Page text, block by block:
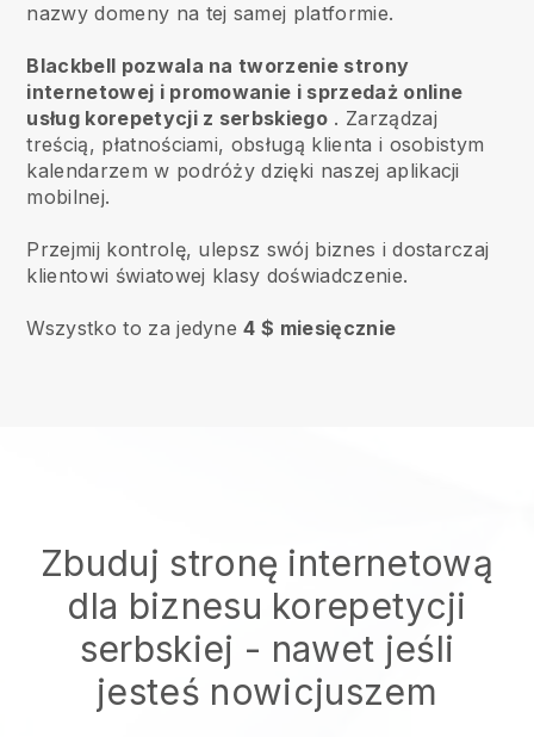
nazwy domeny na tej samej platformie.
Blackbell pozwala na tworzenie strony
internetowej i promowanie i sprzedaż online
usług korepetycji z serbskiego . Zarządzaj
treścią, płatnościami, obsługą klienta i osobistym
kalendarzem w podróży dzięki naszej aplikacji
mobilnej.
Przejmij kontrolę, ulepsz swój biznes i dostarczaj
klientowi światowej klasy doświadczenie.
Wszystko to za jedyne4 $ miesięcznie
Zbuduj stronę internetową
dla biznesu korepetycji
serbskiej - nawet jeśli
jesteś nowicjuszem